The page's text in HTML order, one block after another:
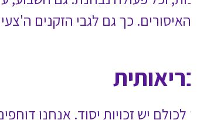
כיום בסיכון גבוה יותר בשל
דווקא את הזקנים, עתירי הניסיון